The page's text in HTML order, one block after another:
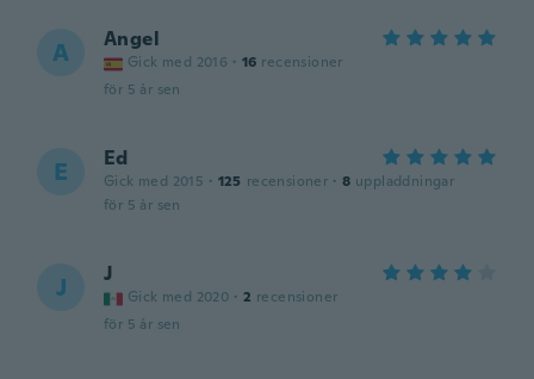
A Angel
Gick med 2016 · 16 recensioner
för 5 år sen
E Ed
Gick med 2015 · 125 recensioner · 8 uppladdningar
för 5 år sen
J J
Gick med 2020 · 2 recensioner
för 5 år sen